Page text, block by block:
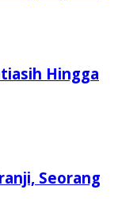
Hingga
Seorang